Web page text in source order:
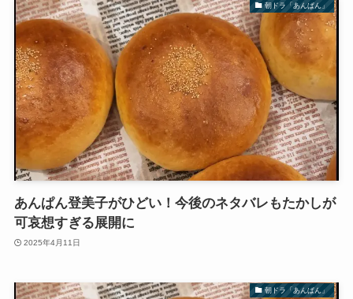
朝ドラ「あんぱん」
あんぱん登美子がひどい！今後のネタバレもたかしが
可哀想すぎる展開に
2025年4月11日
朝ドラ「あんぱん」